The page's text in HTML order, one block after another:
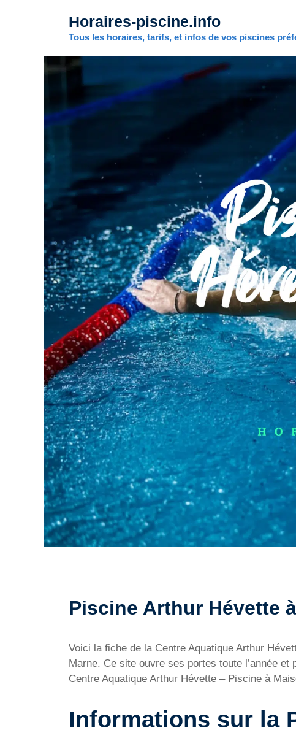
Horaires-piscine.info
Tous les horaires, tarifs, et infos de vos piscines
Piscine Arthur Hévette
Voici la fiche de la Centre Aquatique Arthur
Marne. Ce site ouvre ses portes toute l’année
Centre Aquatique Arthur Hévette – Piscine à
Informations sur la